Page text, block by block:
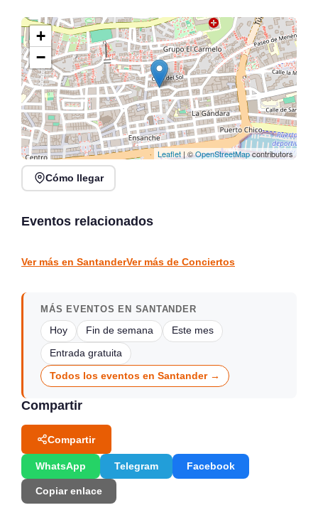
+
−
Leaflet | ©OpenStreetMapcontributors
Cómo llegar
Eventos relacionados
Verano Mix Fiesta de
Santander
Ver más en SantanderVer más de Conciertos
MÁS EVENTOS EN SANTANDER
Hoy Fin de semana Este mes
Entrada gratuita
Todos los eventos en Santander →
Compartir
Compartir
WhatsApp Telegram Facebook
Copiar enlace